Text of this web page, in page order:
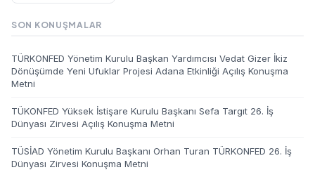
SON KONUŞMALAR
TÜRKONFED Yönetim Kurulu Başkan Yardımcısı Vedat Gizer İkiz
Dönüşümde Yeni Ufuklar Projesi Adana Etkinliği Açılış Konuşma
Metni
TÜKONFED Yüksek İstişare Kurulu Başkanı Sefa Targıt 26. İş
Dünyası Zirvesi Açılış Konuşma Metni
TÜSİAD Yönetim Kurulu Başkanı Orhan Turan TÜRKONFED 26. İş
Dünyası Zirvesi Konuşma Metni